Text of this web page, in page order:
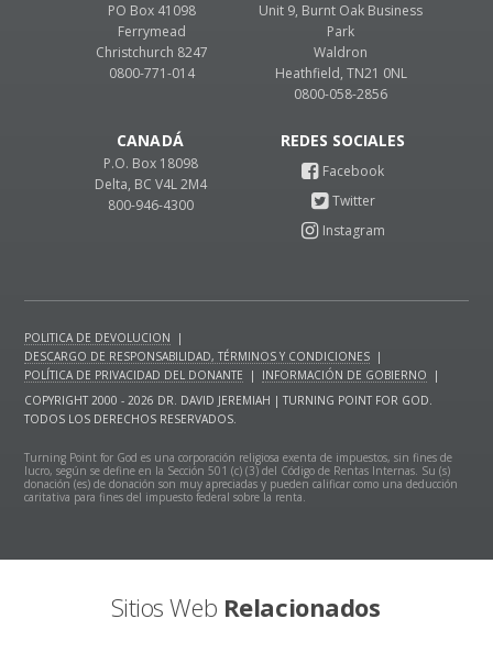
CANADÁ
P.O. Box 18098
Delta, BC V4L 2M4
800-946-4300
Unit 9, Burnt Oak Business
Park
Waldron
Heathfield, TN21 0NL
0800-058-2856
PO Box 41098
Ferrymead
Christchurch 8247
0800-771-014
POLITICA DE DEVOLUCION
|
DESCARGO DE RESPONSABILIDAD, TÉRMINOS Y CONDICIONES |
POLÍTICA DE PRIVACIDAD DEL DONANTE
| INFORMACIÓN DE GOBIERNO
|
COPYRIGHT 2000 - 2026 DR. DAVID JEREMIAH | TURNING POINT FOR GOD.
TODOS LOS DERECHOS RESERVADOS.
Turning Point for God es una corporación religiosa exenta de impuestos, sin fines de
lucro, según se define en la Sección 501 (c) (3) del Código de Rentas Internas. Su (s)
donación (es) de donación son muy apreciadas y pueden calificar como una deducción
caritativa para fines del impuesto federal sobre la renta.
Sitios Web Relacionados